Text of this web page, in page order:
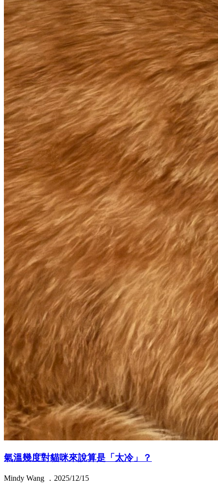
氣溫幾度對貓咪來說算是「太冷」？
Mindy Wang ．2025/12/15